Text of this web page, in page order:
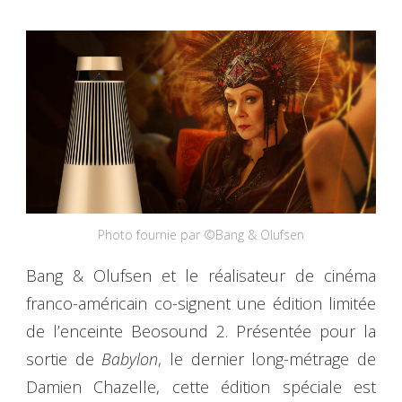
Photo fournie par ©Bang & Olufsen
Bang & Olufsen et le réalisateur de cinéma
franco-américain co-signent une édition limitée
de l’enceinte Beosound 2. Présentée pour la
sortie de Babylon, le dernier long-métrage de
Damien Chazelle, cette édition spéciale est